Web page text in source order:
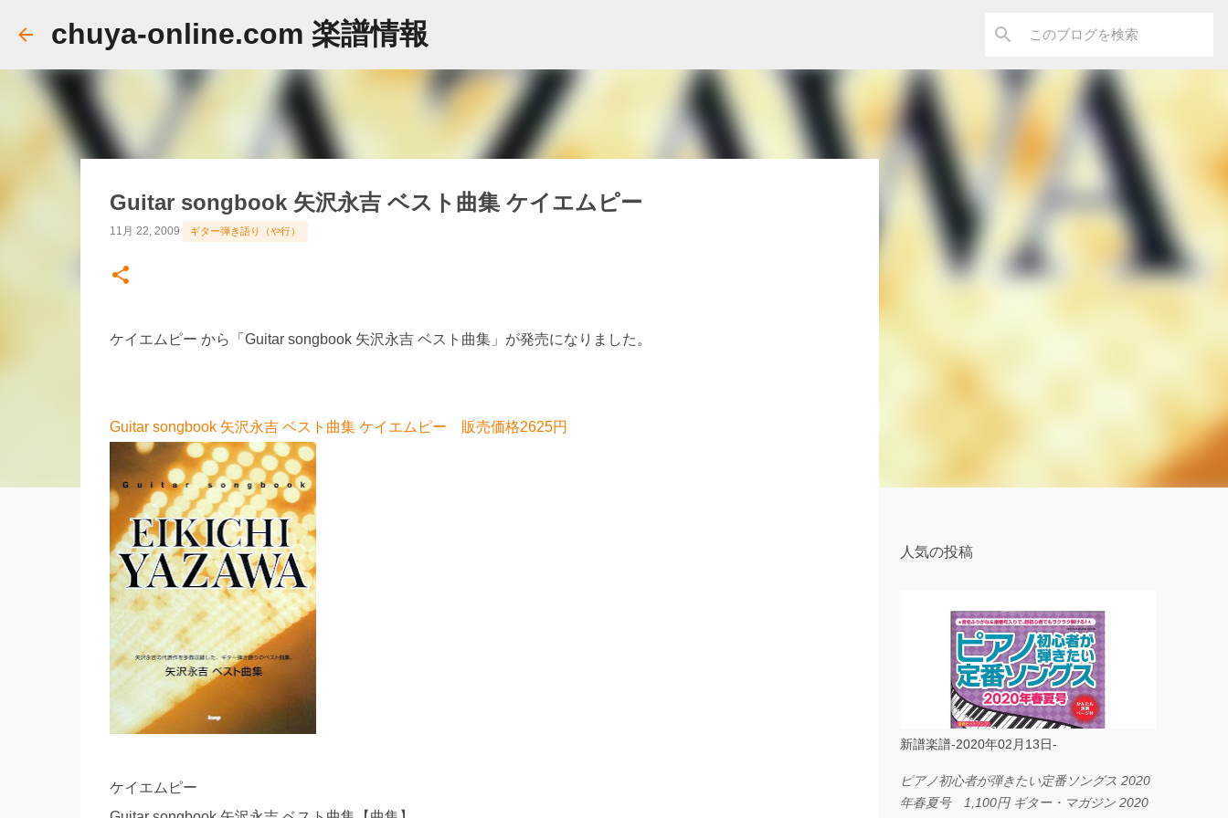
chuya-online.com 楽譜情報
Guitar songbook 矢沢永吉 ベスト曲集 ケイエムピー
11月 22, 2009 ギター弾き語り（や行）
ケイエムピー から「Guitar songbook 矢沢永吉 ベスト曲集」が発売になりました。
Guitar songbook 矢沢永吉 ベスト曲集 ケイエムピー 販売価格2625円
ケイエムピー
人気の投稿
新譜楽譜-2020年02月13日-
ピアノ初心者が弾きたい定番ソングス 2020
年春夏号 1,100円 ギター・マガジン 2020